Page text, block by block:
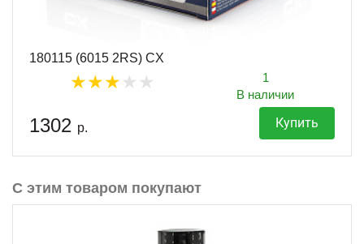
180115 (6015 2RS) CX
1
В наличии
1302 р. Купить
С этим товаром покупают